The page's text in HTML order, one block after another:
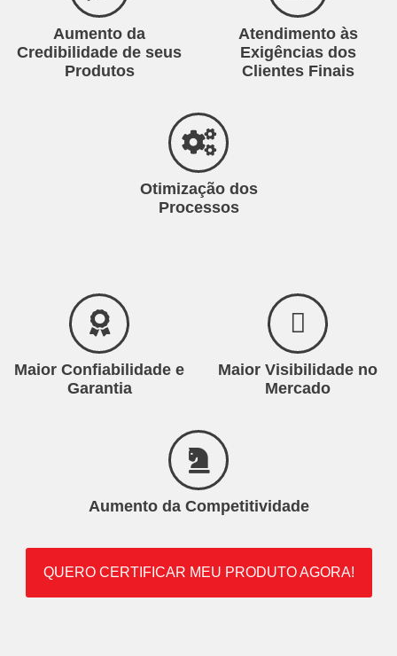
Aumento da
Credibilidade de seus
Produtos
Atendimento às
Exigências dos
Clientes Finais
Otimização dos
Processos
Maior Confiabilidade e
Garantia
Maior Visibilidade no
Mercado
Aumento da Competitividade
QUERO CERTIFICAR MEU PRODUTO AGORA!